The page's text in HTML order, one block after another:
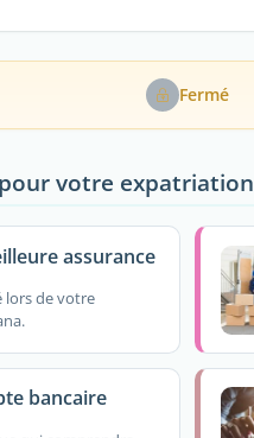
Fermé
votre expatriation
assurance
lors de votre
bancaire